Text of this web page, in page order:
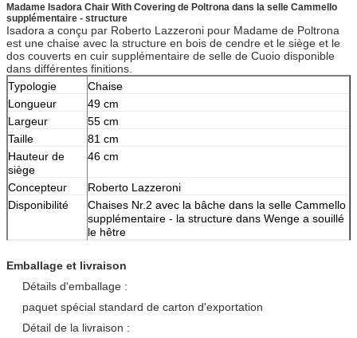
Madame Isadora Chair With Covering de Poltrona dans la selle Cammello
supplémentaire - structure
Isadora a conçu par Roberto Lazzeroni pour Madame de Poltrona
est une chaise avec la structure en bois de cendre et le siège et le
dos couverts en cuir supplémentaire de selle de Cuoio disponible
dans différentes finitions.
Typologie
Chaise
Longueur
49 cm
Largeur
55 cm
Taille
81 cm
Hauteur de
siège
46 cm
Concepteur
Roberto Lazzeroni
Disponibilité
Chaises Nr.2 avec la bâche dans la selle Cammello
supplémentaire - la structure dans Wenge a souillé
le hêtre
Emballage et livraison
Détails d'emballage :
paquet spécial standard de carton d'exportation
Détail de la livraison :